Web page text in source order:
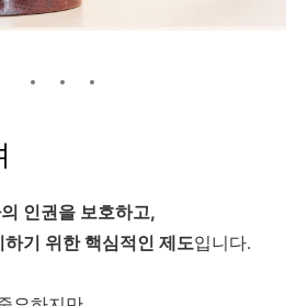
인권을 보호하고,
기 위한 핵심적인 제도입니다.